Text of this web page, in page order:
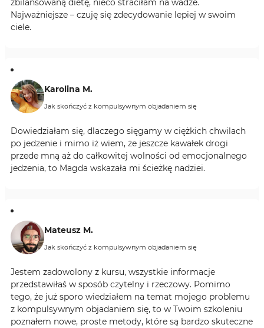
zbilansowaną dietę, nieco straciłam na wadze.
Najważniejsze – czuję się zdecydowanie lepiej w swoim
ciele.
Karolina M.
Jak skończyć z kompulsywnym objadaniem się
Dowiedziałam się, dlaczego sięgamy w ciężkich chwilach
po jedzenie i mimo iż wiem, że jeszcze kawałek drogi
przede mną aż do całkowitej wolności od emocjonalnego
jedzenia, to Magda wskazała mi ścieżkę nadziei.
Mateusz M.
Jak skończyć z kompulsywnym objadaniem się
Jestem zadowolony z kursu, wszystkie informacje
przedstawiłaś w sposób czytelny i rzeczowy. Pomimo
tego, że już sporo wiedziałem na temat mojego problemu
z kompulsywnym objadaniem się, to w Twoim szkoleniu
poznałem nowe, proste metody, które są bardzo skuteczne